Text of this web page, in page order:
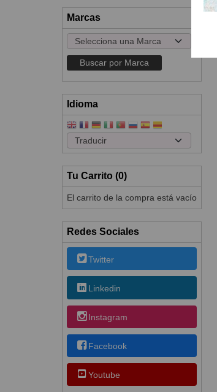
Marcas
Idioma
Tu Carrito (0)
El carrito de la compra está vacío
Redes Sociales
Twitter
Linkedin
Instagram
Facebook
Youtube